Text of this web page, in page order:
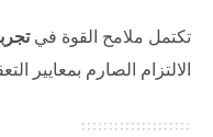
تكتمل ملامح القوة في
الالتزام الصارم بمعايير